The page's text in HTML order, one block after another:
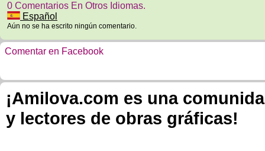
0 Comentarios En Otros Idiomas.
Español
Aún no se ha escrito ningún comentario.
Comentar en Facebook
¡Amilova.com es una
y lectores de obras gráficas!